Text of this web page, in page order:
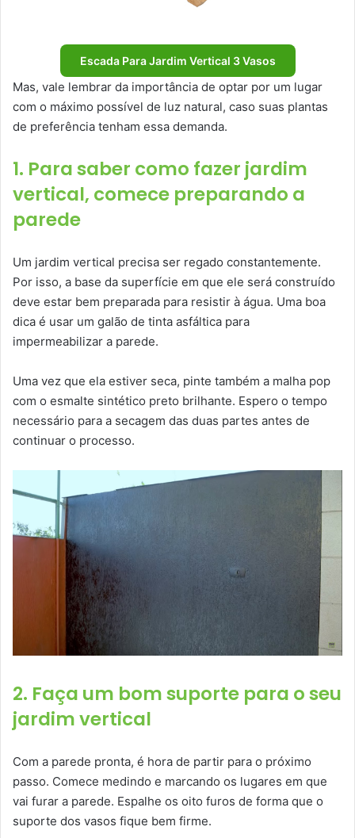
Escada Para Jardim Vertical 3 Vasos
Mas, vale lembrar da importância de optar por um lugar
com o máximo possível de luz natural, caso suas plantas
de preferência tenham essa demanda.
1. Para saber como fazer jardim
vertical, comece preparando a
parede
Um jardim vertical precisa ser regado constantemente.
Por isso, a base da superfície em que ele será construído
deve estar bem preparada para resistir à água. Uma boa
dica é usar um galão de tinta asfáltica para
impermeabilizar a parede.
Uma vez que ela estiver seca, pinte também a malha pop
com o esmalte sintético preto brilhante. Espero o tempo
necessário para a secagem das duas partes antes de
continuar o processo.
2. Faça um bom suporte para o seu
jardim vertical
Com a parede pronta, é hora de partir para o próximo
passo. Comece medindo e marcando os lugares em que
vai furar a parede. Espalhe os oito furos de forma que o
suporte dos vasos fique bem firme.